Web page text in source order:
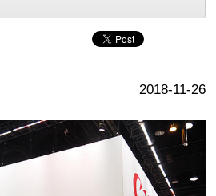
2018-11-26